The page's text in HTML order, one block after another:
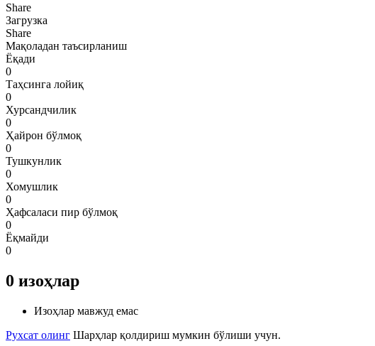
Share
Загрузка
Share
Мақоладан таъсирланиш
Ёқади
0
Таҳсинга лойиқ
0
Хурсандчилик
0
Ҳайрон бўлмоқ
0
Тушкунлик
0
Хомушлик
0
Ҳафсаласи пир бўлмоқ
0
Ёқмайди
0
0 изоҳлар
Изоҳлар мавжуд емас
Рухсат олинг Шарҳлар қолдириш мумкин бўлиши учун.